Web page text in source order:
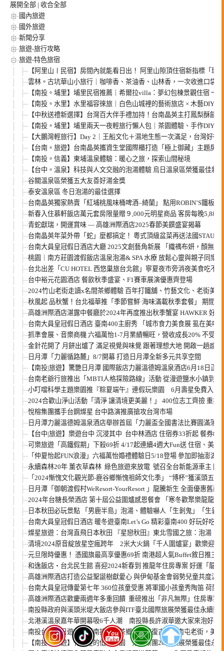
展開全部 | 收合全部
國內旅遊
國外旅遊
新聞分享
旅遊-旅行攻略
旅遊-特色旅宿
【阿里山〡民宿】房間內就能看日出！ 阿里山隙頂住宿新指標「璦
雲林。古坑華山小旅行｜咖啡香、茶油香、山林香，一次收進口袋
【南投。埔里】埔里民宿推薦｜希爾拉villa：夢幻包棟景觀住宿 一
【南投。水里】水里福容徠旅｜白色山城裡的藝術旅店 × 木藝DIY ×
【中秋送禮新選擇】台灣百大伴手禮加持！台南晶英主打鳳梨酥餅 ×
【南投。埔里】埔里兩天一夜輕旅行懶人包｜茶園體驗、手作DIY
【大鵬灣輕旅行】Day 2｜王船文化＋濕地生態一次滿足，台灣好行
【台南。旅遊】台南晶英攜資生堂國際櫃打造「極上御藏」主題房
【南投。信義】東埔溫泉體驗：暖心之旅，探索山間秘境
【台中。溫泉】科技與人文交融的泡湯體驗 烏日溫泉區榮獲最佳新
谷關溫泉區榮獲五大友善好湯金獎
泰安溫泉區 冬日泡湯的最佳選擇
台南晶英獨家熱賣「紅埔桃風味桶啤酒–綺蘭」 點用ROBIN’S鐵板
新春入住慕軒飯店萬元套房限量贈９,000元明星商品 客房每晚5,888
青蛇獻瑞，開運賞味 — 高雄洲際酒店2025春節美饌盛宴揭幕
台南晶英年菜外帶「蛇」麼都搞定！ 粵式頂級盆菜再送法國STAUB
台南大員皇冠假日酒店大廳 2025文創藝角新展 「織禑布妍，顏無不
桃園｜南方莊園渡假飯店溫泉泡湯& SPA 水療 放鬆心靈與親子同樂
台北出差「CU HOTEL 西悠巢旅台北館」寧夏夜市旁消夜美食吃不
台中裕元花園酒店 餐飲秋季盛宴、F1賽車展演優惠齊登場
2024竹山老街走讀x名間茶鄉體驗 百年打鐵舖、竹藝文化、老街美
秋風起 品秋蟹！台北福華推「季節嘗鮮·海味滿載秋季套餐」 期間
高雄洲際酒店湛露中餐廳於2024年再度推出秋季蟹宴 HAWKER 好
台南大員皇冠假日酒店 臺南400主廚秀 「城市食力美食展 虱在美味
抓準會展、音樂商機 六福萬怡1-7月業績暢旺，營收成長20% 不受
金針花開了 月餅出爐了 滿足視覺與味覺 跟著理想大地 開啟一趟感
日月潭「力麗循路麓」8/7開幕 打造日月潭全新多元共享空間
【南投|旅遊】驚艷日月潭 國際飯店力麗溫德姆溫泉酒店6月18日正
台南老爺行旅推出「MBTI人格探險路線」活動 從漫遊鹽水小鎮到
小叮噹科學主題樂園推『粽夏端午』連假玩樂園 6月壽星免費入園
2024合歡山淨山活動「清淨 讓清境更美麗！」 400位志工齊撿 重拾
悅榕集團攜手台鋼燦星 台中路演推廣搶攻台灣市場
日月潭力麗溫德姆溫泉酒店舉辦首屆「力麗盃全國書法比賽圓滿落
【台中|旅遊】樂遊台中 沉浸其中 台中林酒店 住宿券33折起 餐券88
可樂旅遊「高鐵假期」下殺69折 4/17起連續4週大Fun送 住宿、美
「仲夏怡起FUN浪漫」六福萬怡婚禮體驗日5/18登場 參加即抽澎湖
永續森林20年 薰衣草森林 綠色旅遊來放電 號召全台新能源車主 開
「2024慚愧文化觀光節-鹿谷鄉慚愧祖師文化季」 “博杯”獲溪頭五星
日月潭「御朝渡假村WeResort-YourResort 」龍騰新生 全面優惠舊雨
2024年台糖長榮酒店 第十屆公益圍爐感恩餐會 「寒冬歡聚樂龍龍 ~
日本秋田必玩景點 「男鹿半島」泡湯、體驗嚇人「生剝鬼」「生剝
台南大員皇冠假日酒店 暖冬遊臺南Let’s Go 精彩臺南400 好玩好吃不
燦星旅遊：台灣直飛日本秋田 『星戀秋田』東北雪國之旅：泡湯、
清境2024原音綻放星空瘋跨年 2米大火鍋「千人圍爐宴」歡樂迎新
元旦限時優惠！ 憑國旗最高享優惠69折 南港超人氣Buffet敘日推三
和逸飯店‧台北民生館 喜迎2024新春到 推龍年住房專案 好運「龍」
高雄洲際酒店打造公益聖誕樹獻愛心 與伊甸基金會弱勢兒童共度溫
台南大員皇冠傳愛第七年 360位孩童受惠 將軍國小孩童秀陶笛 荷蘭
高雄洲際酒店歡慶兩週年多重回饋 重磅推出「非凡無際」住房專
南投縣政府與溪頭米堤大飯店參與ITF臺北國際旅展榮獲最佳永續獎
北港溪溫泉嘉年華開幕吸6千人潮 南投縣長許淑華邀大家來泡好湯
南投台中二日遊｜探索南投名間茶鄉、漫遊復古台中南屯老街，美
【南投｜旅遊】竹林裡的低碳莊園 米堤集團2023旅展榮獲最佳永